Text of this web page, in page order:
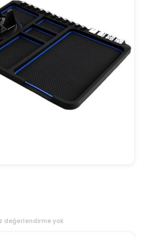
değerlendirme yok